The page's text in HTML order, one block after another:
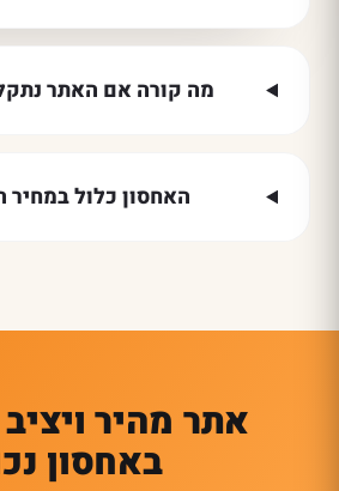
מה קורה אם האתר
האחסון כלול במחיר
אתר מהיר
באחסון